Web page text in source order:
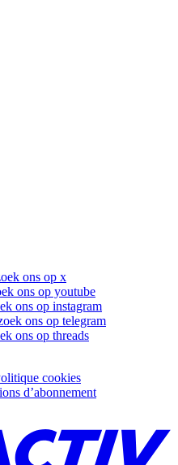
ons op x
ons op youtube
ons op instagram
ons op telegram
ons op threads
cookies
d’abonnement